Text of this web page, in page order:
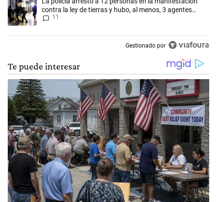
contra la ley de tierras y hubo, al menos, 3 agentes
heridos
11
Gestionado por